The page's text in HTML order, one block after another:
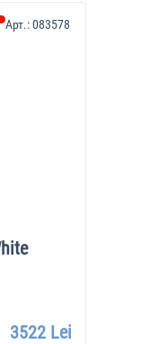
Арт.:083578
3522 Lei